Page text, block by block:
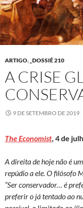
ARTIGO, _DOSSIÊ 210
A CRISE
9 DE SETEMBRO DE 2019
The Economist, 4 de
A direita de hoje não é
repúdio a ele. O filósofo
“Ser conservador… é
preferir o já tentado ao